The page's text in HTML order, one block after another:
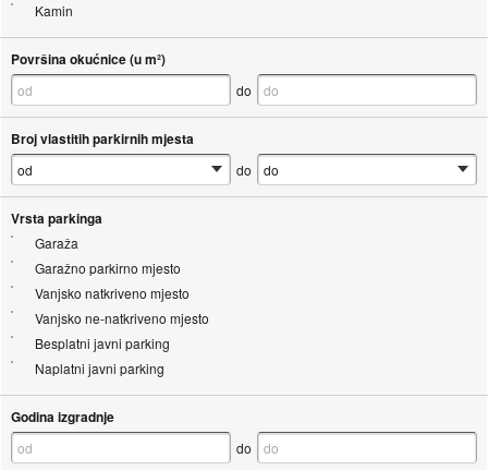
Kamin
Površina okućnice (u m²)
do
Broj vlastitih parkirnih mjesta
do
Vrsta parkinga
Garaža
Garažno parkirno mjesto
Vanjsko natkriveno mjesto
Vanjsko ne-natkriveno mjesto
Besplatni javni parking
Naplatni javni parking
Godina izgradnje
do